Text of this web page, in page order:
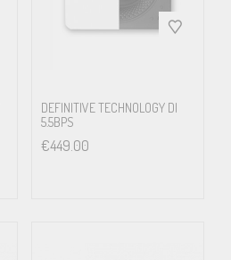
DEFINITIVE TECHNOLOGY DI
5.5BPS
€449.00